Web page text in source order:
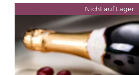
Nicht auf Lager